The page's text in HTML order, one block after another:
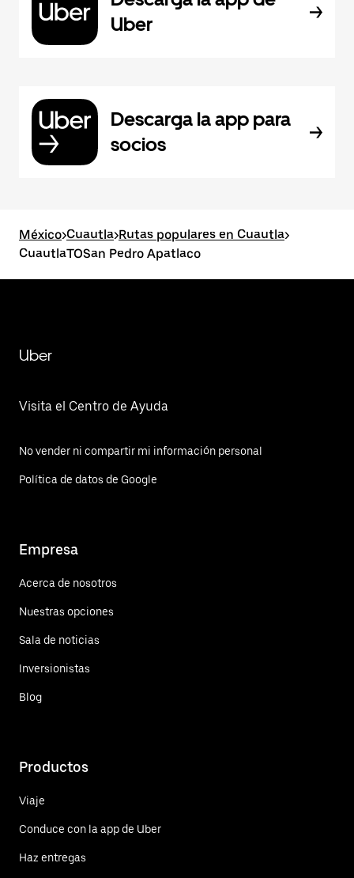
Uber
Descarga la app para
socios
México>Cuautla>Rutas populares en Cuautla>
CuautlaTOSan Pedro Apatlaco
Uber
Visita el Centro de Ayuda
No vender ni compartir mi información personal
Política de datos de Google
Empresa
Acerca de nosotros
Nuestras opciones
Sala de noticias
Inversionistas
Blog
Productos
Viaje
Conduce con la app de Uber
Haz entregas